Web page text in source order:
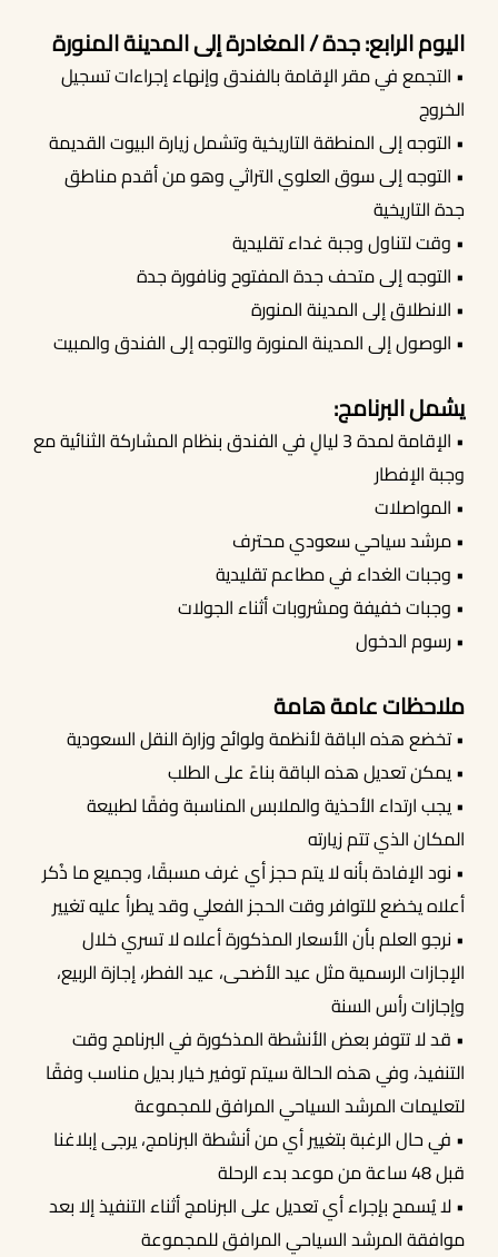
اليوم الرابع: جدة / المغادرة إلى المدينة المنورة
• التجمع في مقر الإقامة بالفندق وإنهاء إجراءات تسجيل
الخروج
• التوجه إلى المنطقة التاريخية وتشمل زيارة البيوت القديمة
• التوجه إلى سوق العلوي التراثي وهو من أقدم مناطق
جدة التاريخية
• وقت لتناول وجبة غداء تقليدية
• التوجه إلى متحف جدة المفتوح ونافورة جدة
• الانطلاق إلى المدينة المنورة
• الوصول إلى المدينة المنورة والتوجه إلى الفندق والمبيت
يشمل البرنامج:
• الإقامة لمدة 3 ليالٍ في الفندق بنظام المشاركة الثنائية مع
وجبة الإفطار
• المواصلات
• مرشد سياحي سعودي محترف
• وجبات الغداء في مطاعم تقليدية
• وجبات خفيفة ومشروبات أثناء الجولات
• رسوم الدخول
ملاحظات عامة هامة
• تخضع هذه الباقة لأنظمة ولوائح وزارة النقل السعودية
• يمكن تعديل هذه الباقة بناءً على الطلب
• يجب ارتداء الأحذية والملابس المناسبة وفقًا لطبيعة
المكان الذي تتم زيارته
• نود الإفادة بأنه لا يتم حجز أي غرف مسبقًا، وجميع ما ذُكر
أعلاه يخضع للتوافر وقت الحجز الفعلي وقد يطرأ عليه تغيير
• نرجو العلم بأن الأسعار المذكورة أعلاه لا تسري خلال
الإجازات الرسمية مثل عيد الأضحى، عيد الفطر، إجازة الربيع،
وإجازات رأس السنة
• قد لا تتوفر بعض الأنشطة المذكورة في البرنامج وقت
التنفيذ، وفي هذه الحالة سيتم توفير خيار بديل مناسب وفقًا
لتعليمات المرشد السياحي المرافق للمجموعة
• في حال الرغبة بتغيير أي من أنشطة البرنامج، يرجى إبلاغنا
قبل 48 ساعة من موعد بدء الرحلة
• لا يُسمح بإجراء أي تعديل على البرنامج أثناء التنفيذ إلا بعد
موافقة المرشد السياحي المرافق للمجموعة